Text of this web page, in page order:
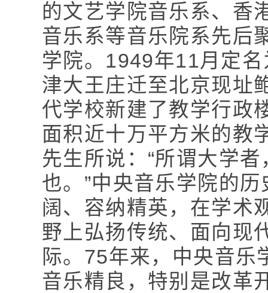
的文艺学院音乐系、香
音乐系等音乐院系先后
学院。1949年11月定
津大王庄迁至北京现址
代学校新建了教学行政
面积近十万平方米的教
先生所说：“所谓大学
也。”中央音乐学院的
阔、容纳精英，在学术
野上弘扬传统、面向现
际。75年来，中央音
音乐精良，特别是改革